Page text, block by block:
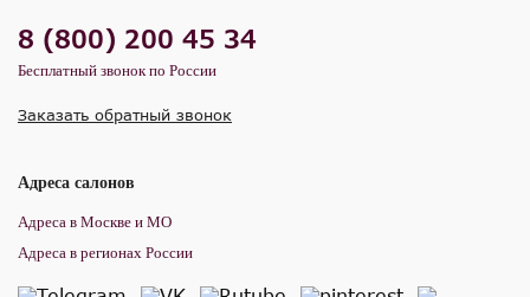
8 (800) 200 45 34
Бесплатный звонок по России
Заказать обратный звонок
Адреса салонов
Адреса в Москве и МО
Адреса в регионах России